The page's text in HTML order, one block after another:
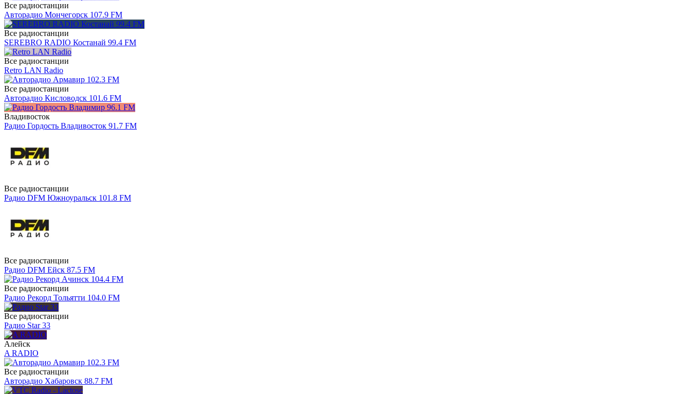
Все радиостанции
Авторадио Мончегорск 107.9 FM
Все радиостанции
SEREBRO RADIO Костанай 99.4 FM
Все радиостанции
Retro LAN Radio
Все радиостанции
Авторадио Кисловодск 101.6 FM
Владивосток
Радио Гордость Владивосток 91.7 FM
Все радиостанции
Радио DFM Южноуральск 101.8 FM
Все радиостанции
Радио DFM Ейск 87.5 FM
Все радиостанции
Радио Рекорд Тольятти 104.0 FM
Все радиостанции
Радио Star 33
Алейск
A RADIO
Все радиостанции
Авторадио Хабаровск 88.7 FM